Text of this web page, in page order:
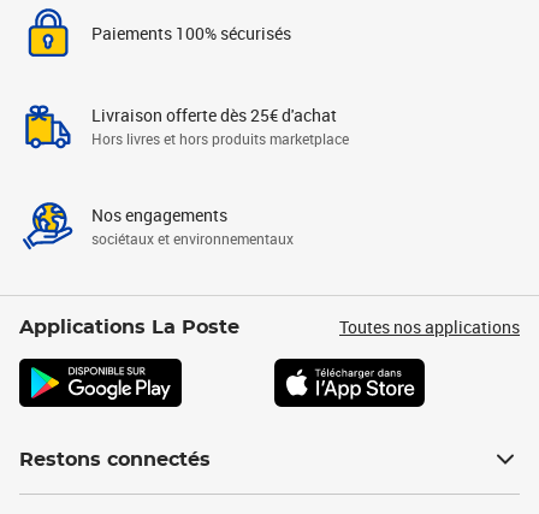
Paiements 100% sécurisés
Livraison offerte dès 25€ d'achat
Hors livres et hors produits marketplace
Nos engagements
sociétaux et environnementaux
Applications La Poste Toutes nos applications
Restons connectés